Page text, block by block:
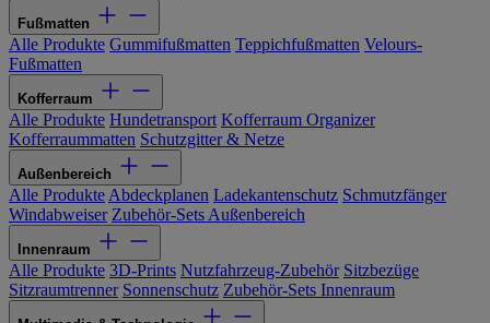
Fußmatten
Alle Produkte Gummifußmatten Teppichfußmatten Velours-
Fußmatten
Kofferraum
Alle Produkte Hundetransport Kofferraum Organizer
Kofferraummatten Schutzgitter & Netze
Außenbereich
Alle Produkte Abdeckplanen Ladekantenschutz Schmutzfänger
Windabweiser Zubehör-Sets Außenbereich
Innenraum
Alle Produkte 3D-Prints Nutzfahrzeug-Zubehör Sitzbezüge
Sitzraumtrenner Sonnenschutz Zubehör-Sets Innenraum